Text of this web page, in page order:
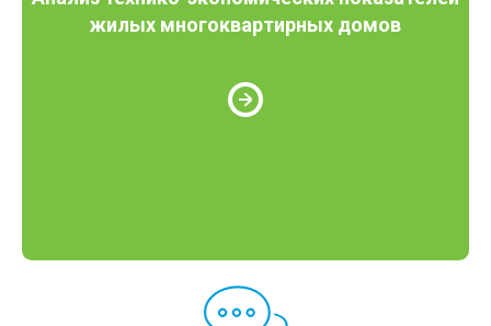
жилых многоквартирных домов